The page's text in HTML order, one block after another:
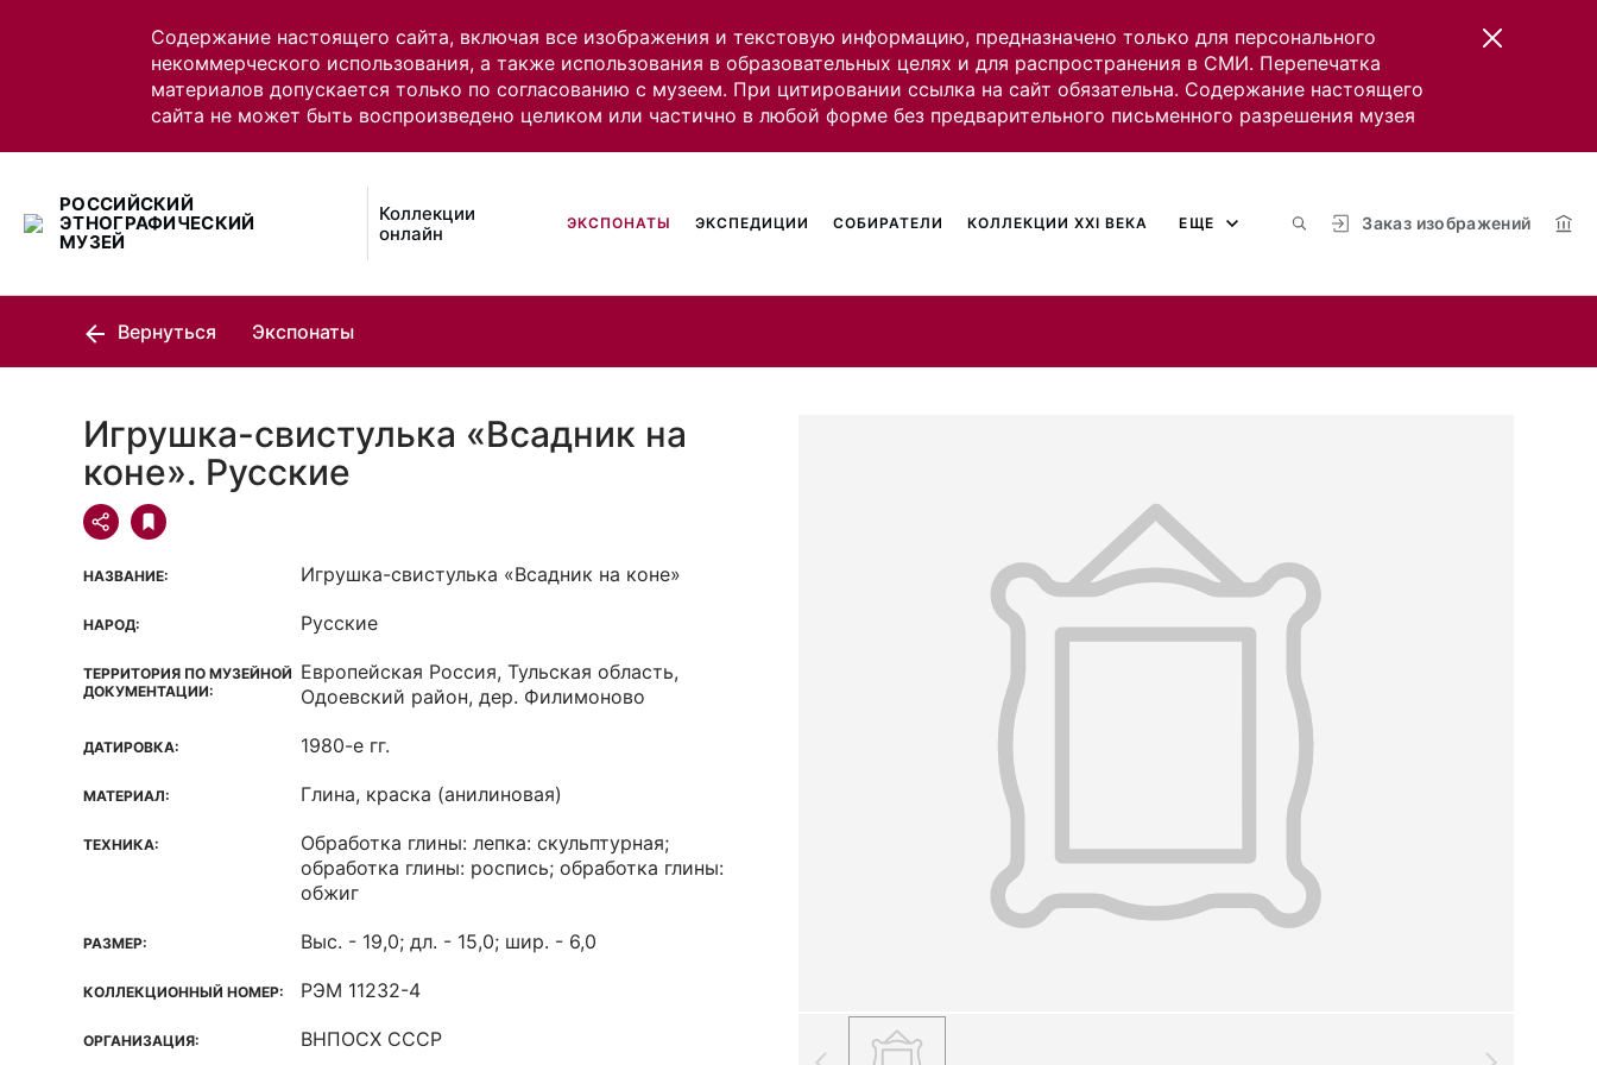
Содержание настоящего сайта, включая все изображения и текстовую информацию, предназначено только для персонального
некоммерческого использования, а также использования в образовательных целях и для распространения в СМИ. Перепечатка
материалов допускается только по согласованию с музеем. При цитировании ссылка на сайт обязательна. Содержание настоящего
сайта не может быть воспроизведено целиком или частично в любой форме без предварительного письменного разрешения музея
РОССИЙСКИЙ
ЭТНОГРАФИЧЕСКИЙ
МУЗЕЙ
Коллекции
онлайн
Заказ изображений
ЭКСПОНАТЫ ЭКСПЕДИЦИИ СОБИРАТЕЛИ КОЛЛЕКЦИИ XXI ВЕКА ЕЩЕ
Вернуться Экспонаты
Игрушка-свистулька «Всадник на
коне». Русские
НАЗВАНИЕ: Игрушка-свистулька «Всадник на коне»
НАРОД: Русские
ТЕРРИТОРИЯ ПО МУЗЕЙНОЙ
ДОКУМЕНТАЦИИ:
Европейская Россия, Тульская область,
Одоевский район, дер. Филимоново
ДАТИРОВКА: 1980-е гг.
МАТЕРИАЛ: Глина, краска (анилиновая)
ТЕХНИКА:
Обработка глины: лепка: скульптурная;
обработка глины: роспись; обработка глины:
обжиг
РАЗМЕР: Выс. - 19,0; дл. - 15,0; шир. - 6,0
КОЛЛЕКЦИОННЫЙ НОМЕР: РЭМ 11232-4
ОРГАНИЗАЦИЯ: ВНПОСХ СССР